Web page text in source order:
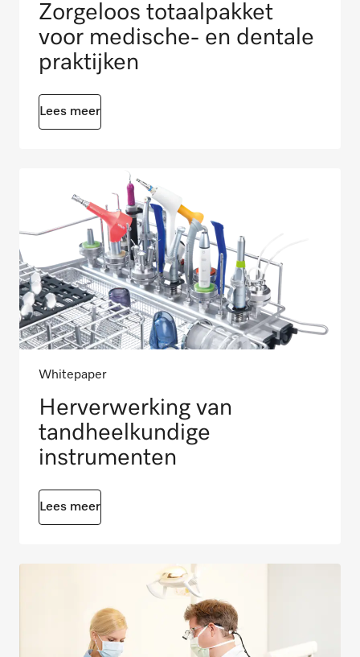
Zorgeloos totaalpakket
voor medische- en dentale
praktijken
Lees meer
Whitepaper
Herverwerking van
tandheelkundige
instrumenten
Lees meer